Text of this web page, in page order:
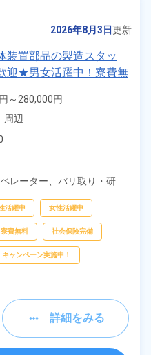
2026年8月3日更新
装置部品の製造スタッ
迎★男女活躍中！寮費無
日！正社員登用制度あ
用可★最寄り駅から徒
～280,000円
円
周辺
レーター、 バリ取り・研
活躍中 女性活躍中
寮費無料 社会保険完備
キャンペーン実施中！
詳細をみる